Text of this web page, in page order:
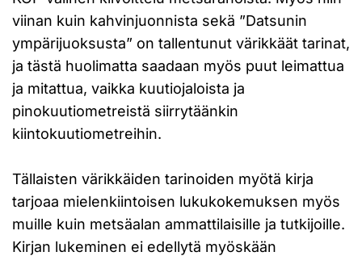
viinan kuin kahvinjuonnista sekä ”Datsunin
ympärijuoksusta” on tallentunut värikkäät tarinat,
ja tästä huolimatta saadaan myös puut leimattua
ja mitattua, vaikka kuutiojaloista ja
pinokuutiometreistä siirrytäänkin
kiintokuutiometreihin.
Tällaisten värikkäiden tarinoiden myötä kirja
tarjoaa mielenkiintoisen lukukokemuksen myös
muille kuin metsäalan ammattilaisille ja tutkijoille.
Kirjan lukeminen ei edellytä myöskään